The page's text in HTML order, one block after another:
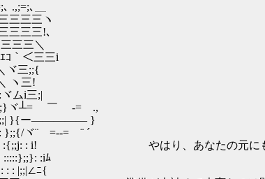
!､
＼
三i
;;{
三!
i三;|
ヾ┴= ￣ ‐= .,
}{ー――――― }
ヾ¨ =--= ¨ ´
: i! やはり、あなたの元にも情
:iﾑ
: |;;|∠ﾆ{